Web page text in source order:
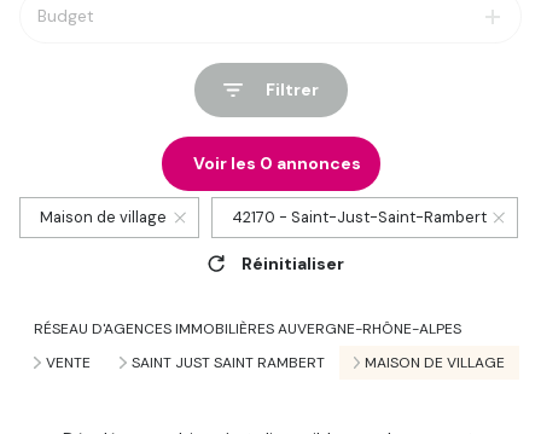
Budget
Filtrer
Voir les 0 annonces
Maison de village 42170 - Saint-Just-Saint-Rambert
Réinitialiser
RÉSEAU D'AGENCES IMMOBILIÈRES AUVERGNE-RHÔNE-ALPES
VENTE
SAINT JUST SAINT RAMBERT MAISON DE VILLAGE